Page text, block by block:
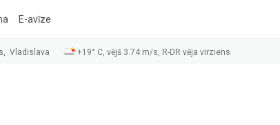
E-avīze
Vladislava +19° C, vējš 3.74 m/s, R-DR vēja virziens